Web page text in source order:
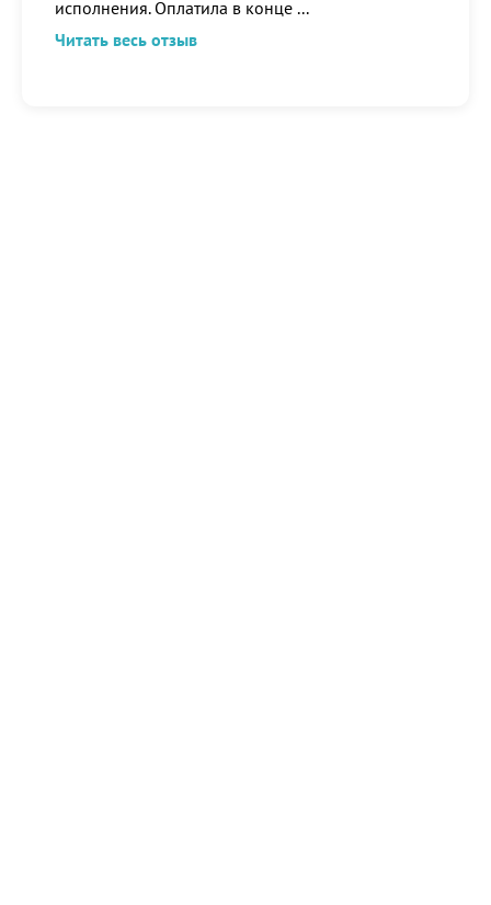
исполнения. Оплатила в конце ...
Читать весь отзыв